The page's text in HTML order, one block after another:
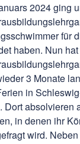
2024 ging
für
haben. Nun
3 Monate
in
Dort
in denen ihr
wird.